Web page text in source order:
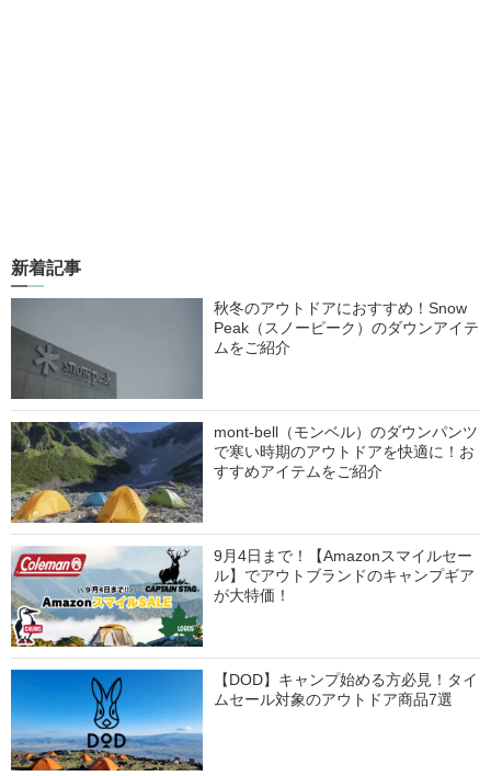
新着記事
秋冬のアウトドアにおすすめ！Snow
Peak（スノーピーク）のダウンアイテ
ムをご紹介
mont-bell（モンベル）のダウンパンツ
で寒い時期のアウトドアを快適に！お
すすめアイテムをご紹介
9月4日まで！【Amazonスマイルセー
ル】でアウトブランドのキャンプギア
が大特価！
【DOD】キャンプ始める方必見！タイ
ムセール対象のアウトドア商品7選